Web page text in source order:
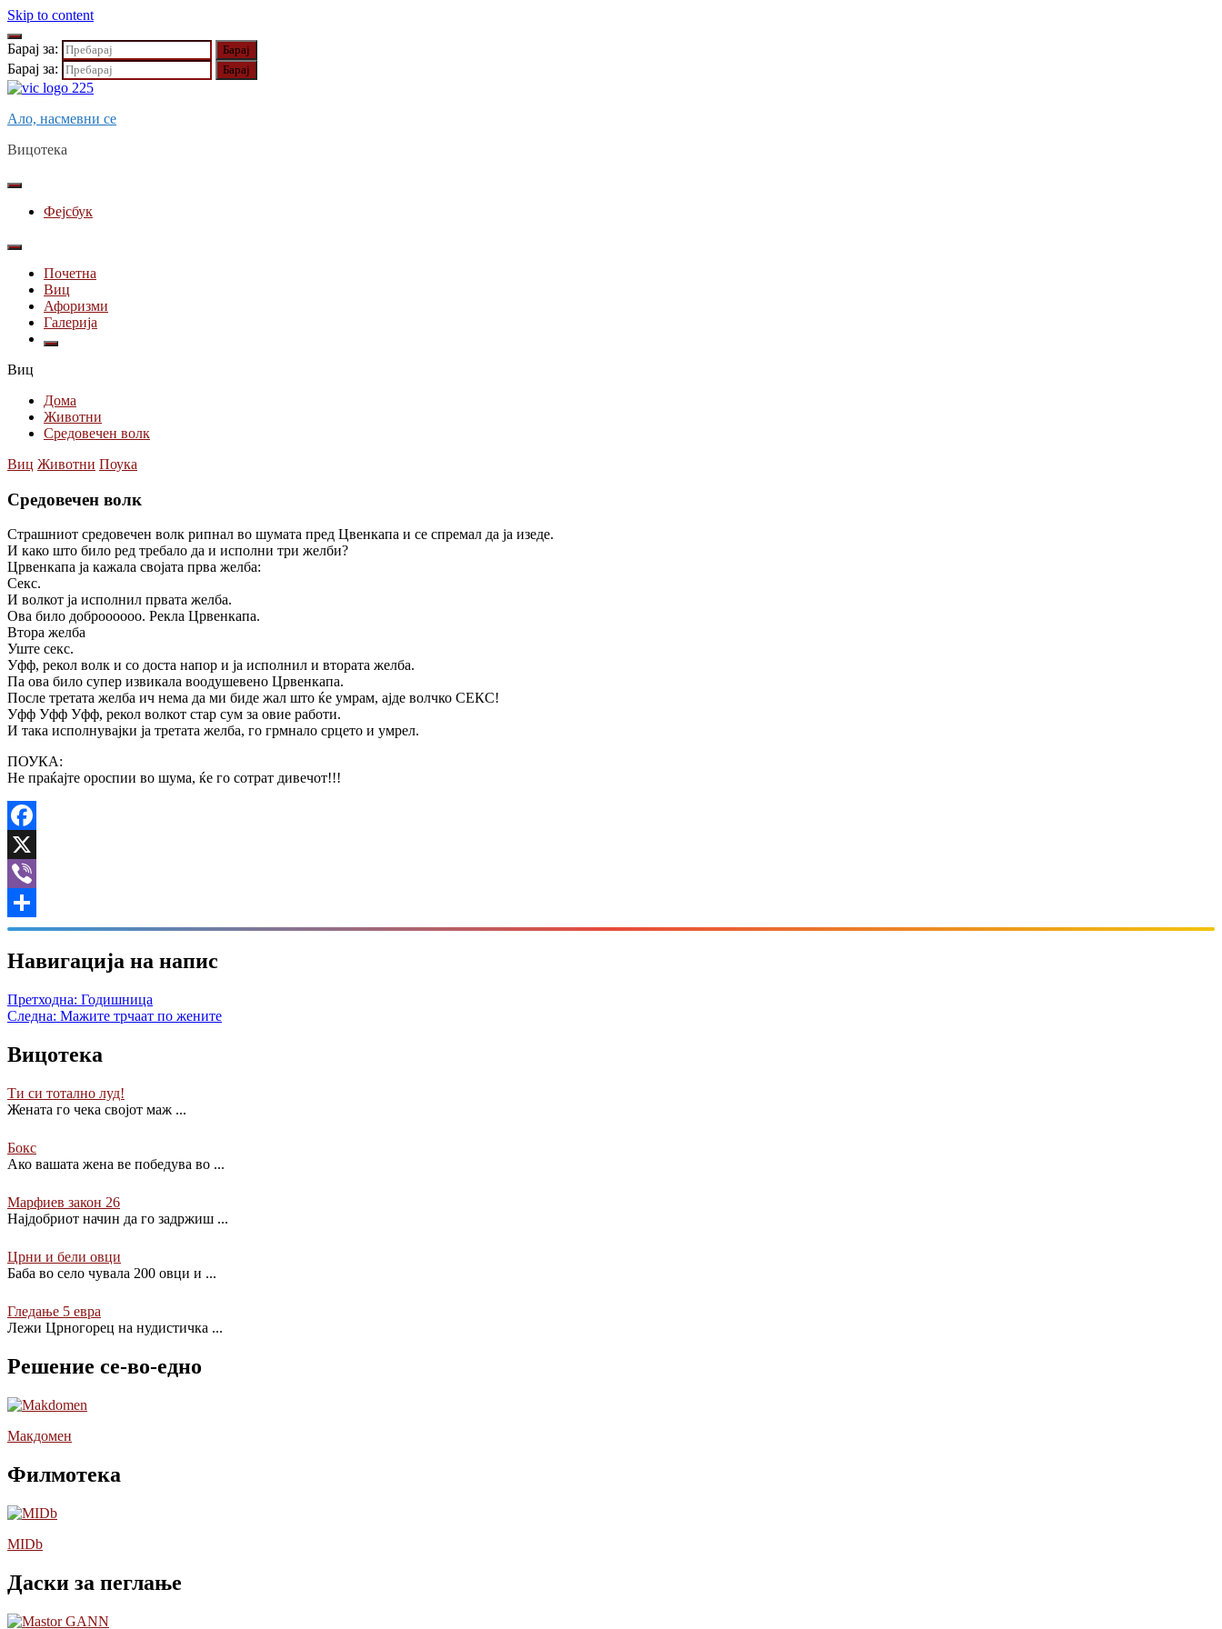
Skip to content
Барај за:
Барај за:
Ало, насмевни се
Вицотека
Фејсбук
Почетна
Виц
Афоризми
Галерија
Виц
Дома
Животни
Средовечен волк
Виц Животни Поука
Средовечен волк
Страшниот средовечен волк рипнал во шумата пред Цвенкапа и се спремал да ја изеде.
И како што било ред требало да и исполни три желби?
Црвенкапа ја кажала својата прва желба:
Секс.
И волкот ја исполнил првата желба.
Ова било доброооооо. Рекла Црвенкапа.
Втора желба
Уште секс.
Уфф, рекол волк и со доста напор и ја исполнил и втората желба.
Па ова било супер извикала воодушевено Црвенкапа.
После третата желба ич нема да ми биде жал што ќе умрам, ајде волчко СЕКС!
Уфф Уфф Уфф, рекол волкот стар сум за овие работи.
И така исполнувајки ја третата желба, го грмнало срцето и умрел.
ПОУКА:
Не праќајте ороспии во шума, ќе го сотрат дивечот!!!
Facebook
X
Viber
Share
Навигација на напис
Претходна: Годишница
Следна: Мажите трчаат по жените
Вицотека
Ти си тотално луд!
Жената го чека својот маж ...
Бокс
Ако вашата жена ве победува во ...
Марфиев закон 26
Најдобриот начин да го задржиш ...
Црни и бели овци
Баба во село чувала 200 овци и ...
Гледање 5 евра
Лежи Црногорец на нудистичка ...
Решение се-во-едно
Макдомен
Филмотека
MIDb
Даски за пеглање